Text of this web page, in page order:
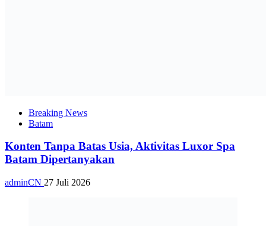
Breaking News
Batam
Konten Tanpa Batas Usia, Aktivitas Luxor Spa
Batam Dipertanyakan
adminCN 27 Juli 2026